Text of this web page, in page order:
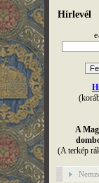
Hírlevél
A
(A terkép